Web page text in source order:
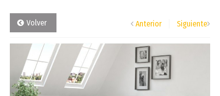
Volver Anterior Siguiente